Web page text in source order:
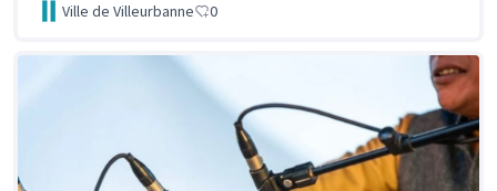
Ville de Villeurbanne 0